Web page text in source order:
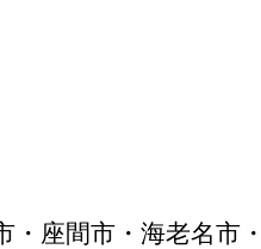
・座間市・海老名市